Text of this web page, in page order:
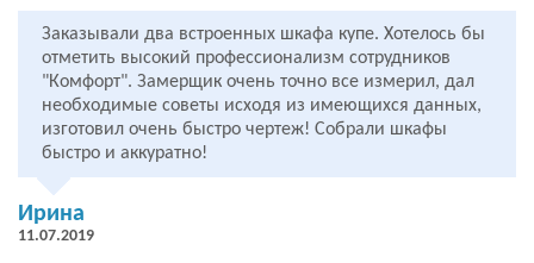
Заказывали два встроенных шкафа купе. Хотелось бы
отметить высокий профессионализм сотрудников
"Комфорт". Замерщик очень точно все измерил, дал
необходимые советы исходя из имеющихся данных,
изготовил очень быстро чертеж! Собрали шкафы
быстро и аккуратно!
Ирина
11.07.2019